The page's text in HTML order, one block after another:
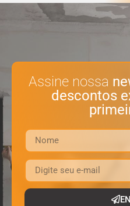
Assine nossa
descontos